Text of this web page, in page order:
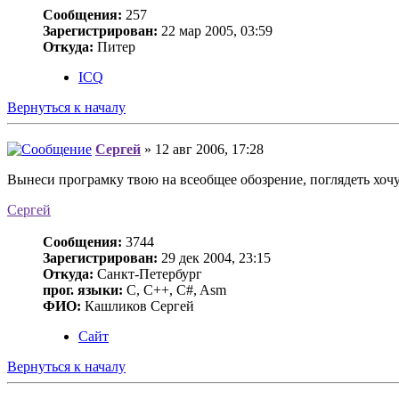
Сообщения: 257
Зарегистрирован: 22 мар 2005, 03:59
Откуда: Питер
ICQ
Вернуться к началу
Сергей » 12 авг 2006, 17:28
Вынеси програмку твою на всеобщее обозрение, поглядеть
Сергей
Сообщения: 3744
Зарегистрирован: 29 дек 2004, 23:15
Откуда: Санкт-Петербург
прог. языки: C, C++, C#, Asm
ФИО: Кашликов Сергей
Сайт
Вернуться к началу